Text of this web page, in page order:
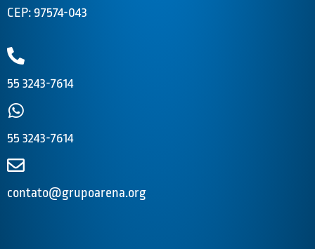
CEP: 97574-043
55 3243-7614
55 3243-7614
contato@grupoarena.org